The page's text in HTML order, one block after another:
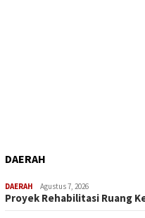
DAERAH
DAERAH Agustus 7, 2026
Proyek Rehabilitasi Ruang